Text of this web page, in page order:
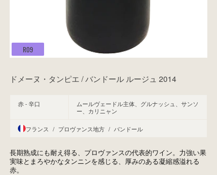
R09
ドメーヌ・タンピエ / バンドール ルージュ 2014
赤 - 辛口
ムールヴェードル主体、グルナッシュ、サンソ
ー、カリニャン
フランス / プロヴァンス地方 / バンドール
長期熟成にも耐え得る、プロヴァンスの代表的ワイン。力強い果
実味とまろやかなタンニンを感じる、厚みのある凝縮感溢れる
赤。